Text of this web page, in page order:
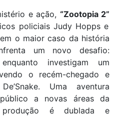
e ação, “Zootopia 2”
policiais Judy Hopps e
o maior caso da história
um novo desafio:
investigam um
o recém-chegado e
Uma aventura
a novas áreas da
é dublada e